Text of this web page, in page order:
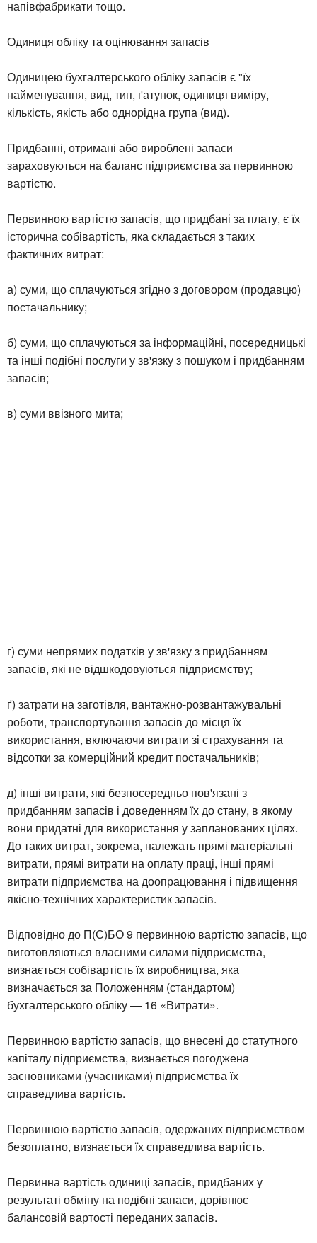
напівфабрикати тощо.
Одиниця обліку та оцінювання запасів
Одиницею бухгалтерського обліку запасів є "їх
найменування, вид, тип, ґатунок, одиниця виміру,
кількість, якість або однорідна група (вид).
Придбанні, отримані або вироблені запаси
зараховуються на баланс підприємства за первинною
вартістю.
Первинною вартістю запасів, що придбані за плату, є їх
історична собівартість, яка складається з таких
фактичних витрат:
а) суми, що сплачуються згідно з договором (продавцю)
постачальнику;
б) суми, що сплачуються за інформаційні, посередницькі
та інші подібні послуги у зв'язку з пошуком і придбанням
запасів;
в) суми ввізного мита;
г) суми непрямих податків у зв'язку з придбанням
запасів, які не відшкодовуються підприємству;
ґ) затрати на заготівля, вантажно-розвантажувальні
роботи, транспортування запасів до місця їх
використання, включаючи витрати зі страхування та
відсотки за комерційний кредит постачальників;
д) інші витрати, які безпосередньо пов'язані з
придбанням запасів і доведенням їх до стану, в якому
вони придатні для використання у запланованих цілях.
До таких витрат, зокрема, належать прямі матеріальні
витрати, прямі витрати на оплату праці, інші прямі
витрати підприємства на доопрацювання і підвищення
якісно-технічних характеристик запасів.
Відповідно до П(С)БО 9 первинною вартістю запасів, що
виготовляються власними силами підприємства,
визнається собівартість їх виробництва, яка
визначається за Положенням (стандартом)
бухгалтерського обліку — 16 «Витрати».
Первинною вартістю запасів, що внесені до статутного
капіталу підприємства, визнається погоджена
засновниками (учасниками) підприємства їх
справедлива вартість.
Первинною вартістю запасів, одержаних підприємством
безоплатно, визнається їх справедлива вартість.
Первинна вартість одиниці запасів, придбаних у
результаті обміну на подібні запаси, дорівнює
балансовій вартості переданих запасів.